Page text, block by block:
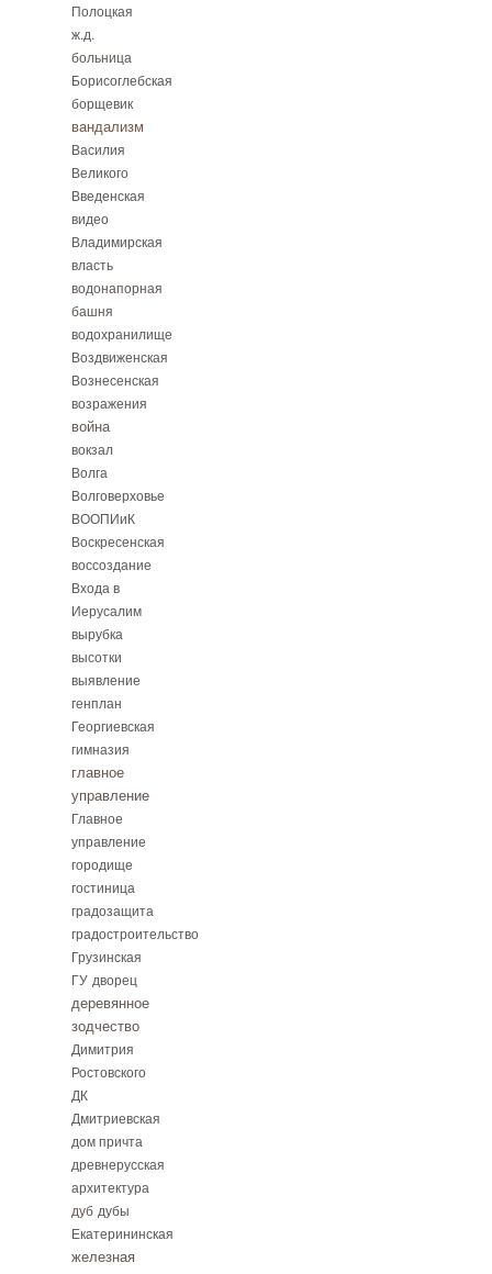
Полоцкая
ж.д.
больница
Борисоглебская
борщевик
вандализм
Василия
Великого
Введенская
видео
Владимирская
власть
водонапорная
башня
водохранилище
Воздвиженская
Вознесенская
возражения
война
вокзал
Волга
Волговерховье
ВООПИиК
Воскресенская
воссоздание
Входа в
Иерусалим
вырубка
высотки
выявление
генплан
Георгиевская
гимназия
главное
управление
Главное
управление
городище
гостиница
градозащита
градостроительство
Грузинская
ГУ дворец
деревянное
зодчество
Димитрия
Ростовского
ДК
Дмитриевская
дом причта
древнерусская
архитектура
дуб дубы
Екатерининская
железная